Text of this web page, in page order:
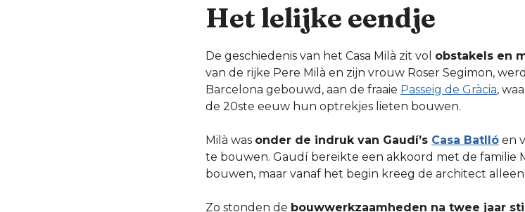
Het lelijke eendje
De geschiedenis van het Casa Milà zit vol obstakels en
van de rijke Pere Milà en zijn vrouw Roser Segimon,
Barcelona gebouwd, aan de fraaie Passeig de Gràcia,
de 20ste eeuw hun optrekjes lieten bouwen.
Milà was onder de indruk van Gaudí’s Casa Batlló en
te bouwen. Gaudí bereikte een akkoord met de familie
bouwen, maar vanaf het begin kreeg de architect
Zo stonden de bouwwerkzaamheden na twee jaar